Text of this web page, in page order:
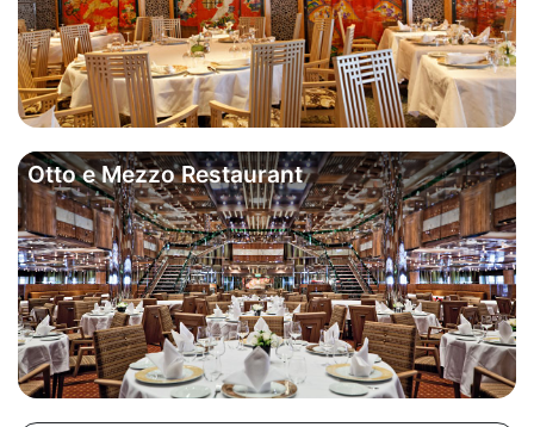
Otto e Mezzo Restaurant